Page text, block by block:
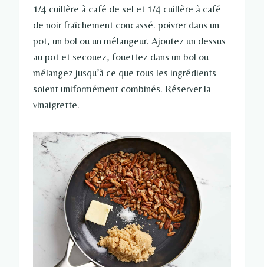
1/4 cuillère à café de sel et 1/4 cuillère à café
de noir fraîchement concassé. poivrer dans un
pot, un bol ou un mélangeur. Ajoutez un dessus
au pot et secouez, fouettez dans un bol ou
mélangez jusqu’à ce que tous les ingrédients
soient uniformément combinés. Réserver la
vinaigrette.